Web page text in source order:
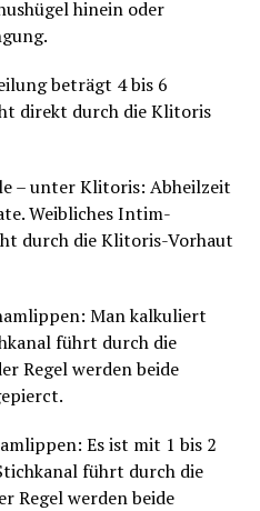
hinein oder
beträgt 4 bis 6
direkt durch die Klitoris
– unter Klitoris: Abheilzeit
Weibliches Intim-
durch die Klitoris-Vorhaut
Man kalkuliert
führt durch die
Regel werden beide
Es ist mit 1 bis 2
führt durch die
Regel werden beide